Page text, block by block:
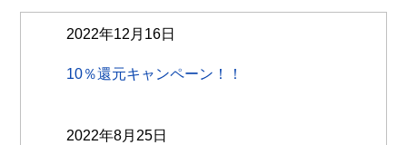
2022年12月16日
10％還元キャンペーン！！
2022年8月25日